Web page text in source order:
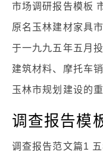
市场调研报告模板
原名玉林建材家具
于一九九五年五月
建筑材料、摩托车
玉林市规划建设的
调查报告模
调查报告范文篇1